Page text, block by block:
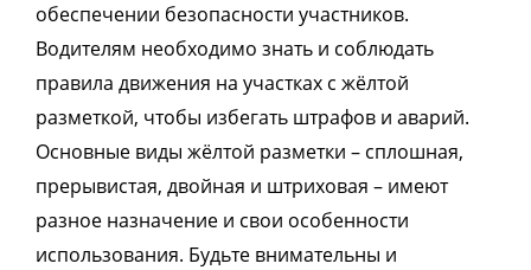
обеспечении безопасности участников.
Водителям необходимо знать и соблюдать
правила движения на участках с жёлтой
разметкой, чтобы избегать штрафов и аварий.
Основные виды жёлтой разметки – сплошная,
прерывистая, двойная и штриховая – имеют
разное назначение и свои особенности
использования. Будьте внимательны и